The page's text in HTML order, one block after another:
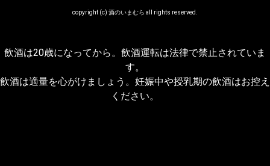
copyright (c) 酒のいまむら all rights reserved.
飲酒は20歳になってから。飲酒運転は法律で禁止されていま
す。
飲酒は適量を心がけましょう。妊娠中や授乳期の飲酒はお控え
ください。